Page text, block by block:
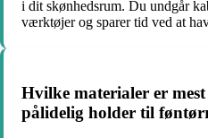
i dit skønhedsrum. Du undgår
værktøjer og sparer tid ved at
Hvilke materialer er mest
pålidelig holder til